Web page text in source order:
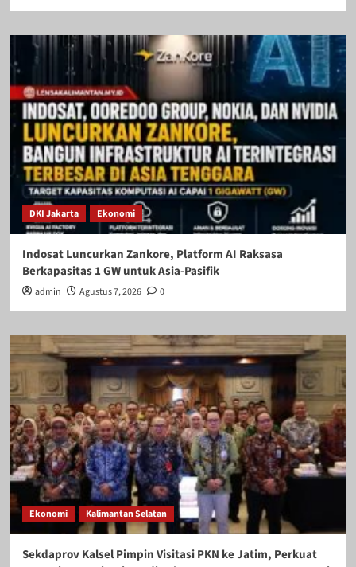
DKI Jakarta Ekonomi
Indosat Luncurkan Zankore, Platform AI Raksasa
Berkapasitas 1 GW untuk Asia-Pasifik
admin Agustus 7, 2026 0
Ekonomi Kalimantan Selatan
Sekdaprov Kalsel Pimpin Visitasi PKN ke Jatim, Perkuat